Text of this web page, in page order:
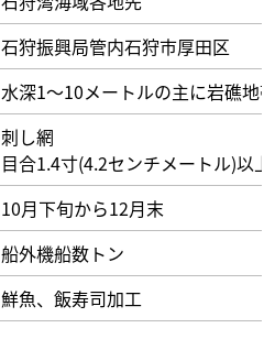
石狩振興局管内石狩市厚田区
水深1～10メートルの主に岩礁地
刺し網
目合1.4寸(4.2センチメートル)以
10月下旬から12月末
船外機船数トン
鮮魚、飯寿司加工